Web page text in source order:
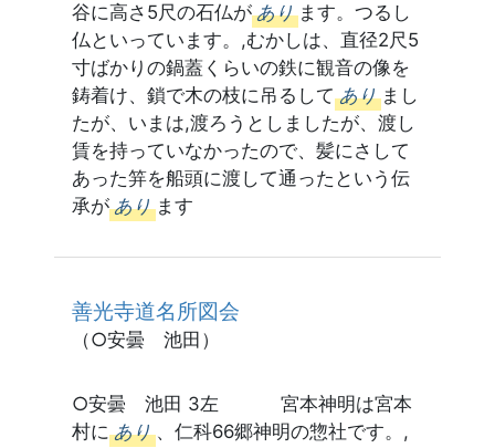
谷に高さ5尺の石仏が あり ます。つるし
仏といっています。,むかしは、直径2尺5
寸ばかりの鍋蓋くらいの鉄に観音の像を
鋳着け、鎖で木の枝に吊るして あり まし
たが、いまは,渡ろうとしましたが、渡し
賃を持っていなかったので、髪にさして
あった笄を船頭に渡して通ったという伝
承が あり ます
善光寺道名所図会
（○安曇 池田）
○安曇 池田 3左 宮本神明は宮本
村に あり 、仁科66郷神明の惣社です。,